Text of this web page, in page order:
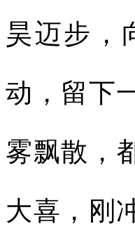
昊迈步，
动，留下
雾飘散，
大喜，刚